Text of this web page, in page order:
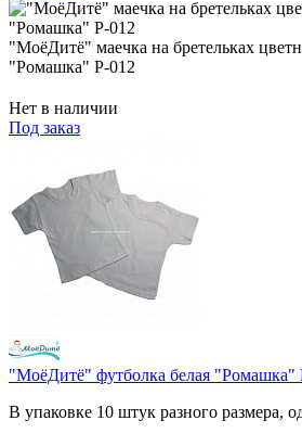
"МоёДитё" маечка на бретельках
"Ромашка" Р-012
Нет в наличии
Под заказ
"МоёДитё" футболка белая "Ромашка"
В упаковке 10 штук разного размера,